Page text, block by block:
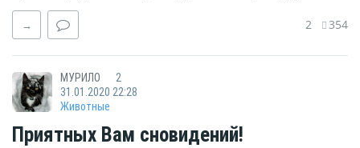
→ 2 354
МУРИЛО
2
31.01.2020 22:28
Животные
Приятных Вам сновидений!